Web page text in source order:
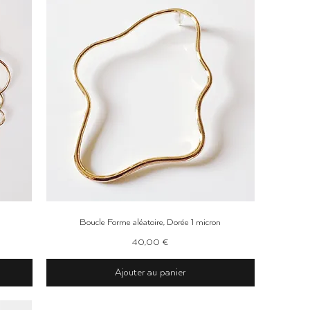
Aperçu rapide
Boucle Forme aléatoire, Dorée 1 micron
Prix
40,00 €
Ajouter au panier